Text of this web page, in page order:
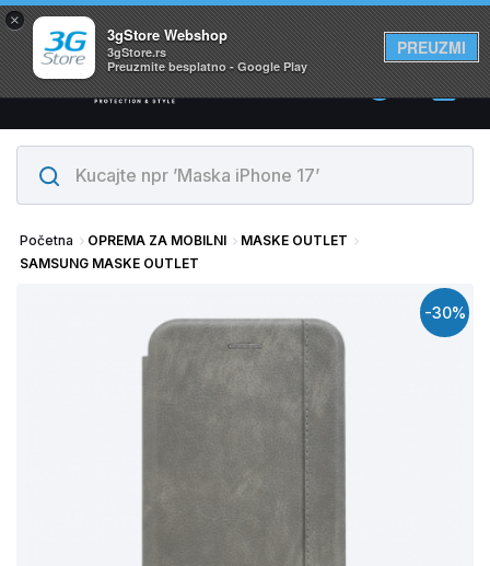
×
3gStore Webshop
3gStore.rs
Preuzmite besplatno - Google Play
PREUZMI
Svi proizvodi su na lageru. Slanje istog dana!
0
Početna OPREMA ZA MOBILNI
MASKE OUTLET
SAMSUNG MASKE OUTLET
-30%